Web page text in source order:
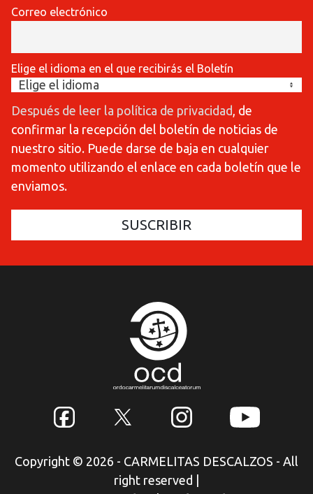
Correo electrónico
Elige el idioma en el que recibirás el Boletín
Después de leer la política de privacidad , de
confirmar la recepción del boletín de noticias de
nuestro sitio. Puede darse de baja en cualquier
momento utilizando el enlace en cada boletín que le
enviamos.
Copyright © 2026 - CARMELITAS DESCALZOS - All
right reserved